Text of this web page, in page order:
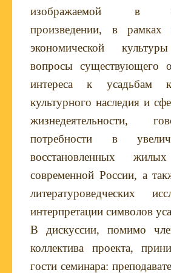
изображаемой в
произведении, в рамках
экономической
вопросы существующего
интереса к усадьбам
культурного наследия и
жизнедеятельности,
потребности в
восстановленных
современной России, а
литературоведческих
интерпретации символов
В дискуссии, помимо
коллектива проекта,
гости семинара: